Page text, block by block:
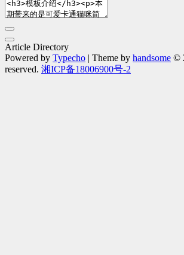
Article Directory
Powered by Typecho | Theme by handsome ©
reserved. 湘ICP备18006900号-2